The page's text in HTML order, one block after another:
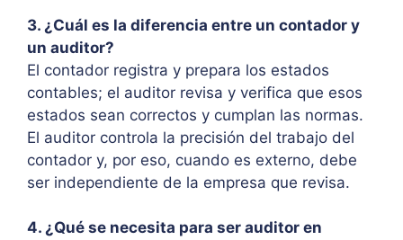
3. ¿Cuál es la diferencia entre un contador y
un auditor?
El contador registra y prepara los estados
contables; el auditor revisa y verifica que esos
estados sean correctos y cumplan las normas.
El auditor controla la precisión del trabajo del
contador y, por eso, cuando es externo, debe
ser independiente de la empresa que revisa.
4. ¿Qué se necesita para ser auditor en